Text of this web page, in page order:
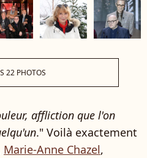
22 PHOTOS
affliction que l'on
." Voilà exactement
Marie-Anne Chazel,